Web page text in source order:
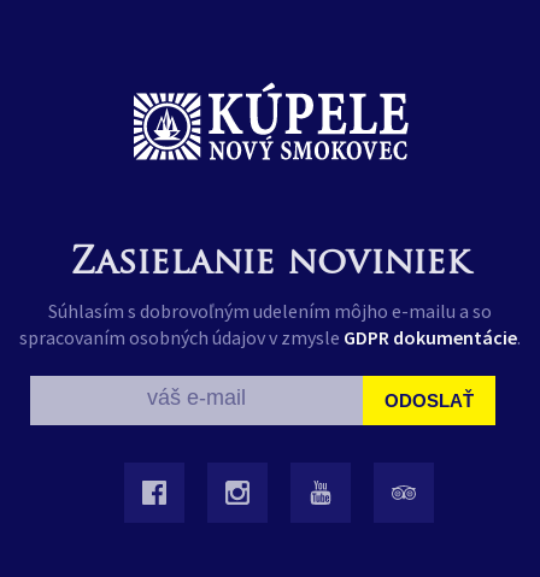
Zasielanie noviniek
Súhlasím s dobrovoľným udelením môjho e-mailu a so
spracovaním osobných údajov v zmysle GDPR dokumentácie.
ODOSLAŤ